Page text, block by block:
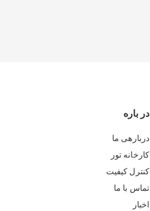
در باره
دربارهی ما
کارخانه تور
کنترل کیفیت
تماس با ما
اخبار